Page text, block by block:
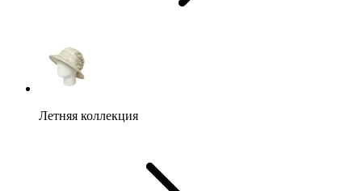
Летняя коллекция